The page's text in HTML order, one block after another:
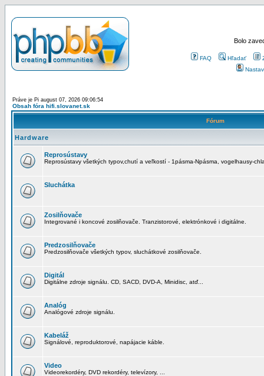
Bolo
FAQ Hľadať
Práve je Pi august 07, 2026 09:06:54
Obsah fóra hifi.slovanet.sk
Fórum
Hardware
Reprosústavy
Reprosústavy všetkých typov,chutí a veľkostí - 1pásma-Npásma, vogelhausy-
Sluchátka
Zosilňovače
Integrované i koncové zosilňovače. Tranzistorové, elektrónkové i digitálne.
Predzosilňovače
Predzosilňovače všetkých typov, sluchátkové zosilňovače.
Digitál
Digitálne zdroje signálu. CD, SACD, DVD-A, Minidisc, atď...
Analóg
Analógové zdroje signálu.
Kabeláž
Signálové, reproduktorové, napájacie káble.
Video
Videorekordéry, DVD rekordéry, televízory, ...